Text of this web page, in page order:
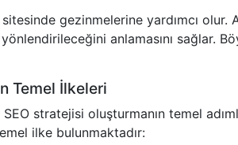
gezinmelerine yardımcı olur.
anlamasını sağlar.
Temel İlkeleri
stratejisi oluşturmanın temel
ilke bulunmaktadır: